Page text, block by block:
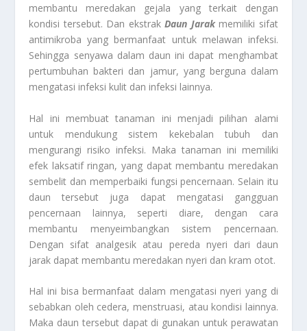
membantu meredakan gejala yang terkait dengan
kondisi tersebut. Dan ekstrakDaun Jarakmemiliki sifat
antimikroba yang bermanfaat untuk melawan infeksi.
Sehingga senyawa dalam daun ini dapat menghambat
pertumbuhan bakteri dan jamur, yang berguna dalam
mengatasi infeksi kulit dan infeksi lainnya.
Hal ini membuat tanaman ini menjadi pilihan alami
untuk mendukung sistem kekebalan tubuh dan
mengurangi risiko infeksi. Maka tanaman ini memiliki
efek laksatif ringan, yang dapat membantu meredakan
sembelit dan memperbaiki fungsi pencernaan. Selain itu
daun tersebut juga dapat mengatasi gangguan
pencernaan lainnya, seperti diare, dengan cara
membantu menyeimbangkan sistem pencernaan.
Dengan sifat analgesik atau pereda nyeri dari daun
jarak dapat membantu meredakan nyeri dan kram otot.
Hal ini bisa bermanfaat dalam mengatasi nyeri yang di
sebabkan oleh cedera, menstruasi, atau kondisi lainnya.
Maka daun tersebut dapat di gunakan untuk perawatan